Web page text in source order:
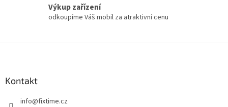
Výkup zařízení
odkoupíme Váš mobil za atraktivní cenu
Kontakt
info@fixtime.cz